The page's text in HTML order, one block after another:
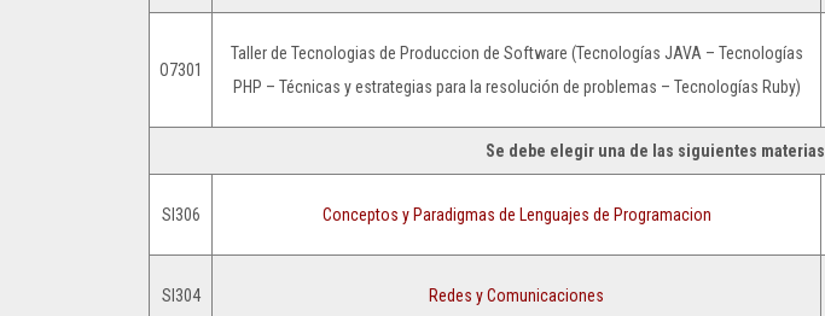
O7301
Taller de Tecnologias de Produccion de Software (Tecnologías JAVA – Tecnologías
PHP – Técnicas y estrategias para la resolución de problemas – Tecnologías Ruby)
Se debe elegir una de las siguientes materias
SI306 Conceptos y Paradigmas de Lenguajes de Programacion
SI304 Redes y Comunicaciones